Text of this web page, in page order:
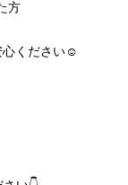
方
心ください☺